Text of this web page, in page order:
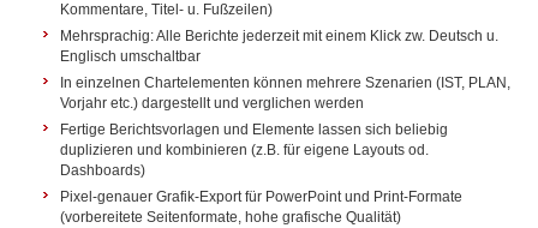
Kommentare, Titel- u. Fußzeilen)
Mehrsprachig: Alle Berichte jederzeit mit einem Klick zw. Deutsch u.
Englisch umschaltbar
In einzelnen Chartelementen können mehrere Szenarien (IST, PLAN,
Vorjahr etc.) dargestellt und verglichen werden
Fertige Berichtsvorlagen und Elemente lassen sich beliebig
duplizieren und kombinieren (z.B. für eigene Layouts od.
Dashboards)
Pixel-genauer Grafik-Export für PowerPoint und Print-Formate
(vorbereitete Seitenformate, hohe grafische Qualität)